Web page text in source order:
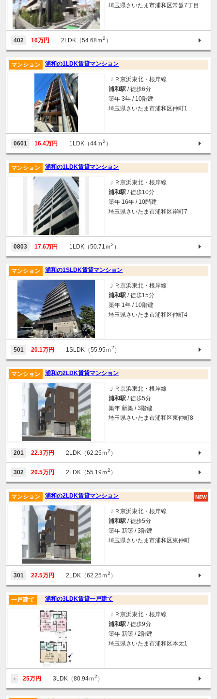
埼玉県さいたま市浦和区常盤7丁目
402 16万円 2LDK（54.68ｍ2 ）
浦和の1LDK賃貸マンション
マンション
ＪＲ京浜東北・根岸線
浦和駅 / 徒歩6分
築年 3年 / 10階建
埼玉県さいたま市浦和区仲町1
0601 16.4万円 1LDK（44ｍ2 ）
浦和の1LDK賃貸マンション
マンション
ＪＲ京浜東北・根岸線
浦和駅 / 徒歩10分
築年 16年 / 10階建
埼玉県さいたま市浦和区岸町7
0803 17.6万円 1LDK（50.71ｍ2 ）
浦和の1SLDK賃貸マンション
マンション
ＪＲ京浜東北・根岸線
浦和駅 / 徒歩15分
築年 1年 / 10階建
埼玉県さいたま市浦和区仲町4
501 20.1万円 1SLDK（55.95ｍ2 ）
浦和の2LDK賃貸マンション
マンション
ＪＲ京浜東北・根岸線
浦和駅 / 徒歩5分
築年 新築 / 3階建
埼玉県さいたま市浦和区東仲町8
201 22.3万円 2LDK（62.25ｍ2 ）
302 20.5万円 2LDK（55.19ｍ2 ）
浦和の2LDK賃貸マンション
マンション
ＪＲ京浜東北・根岸線
浦和駅 / 徒歩5分
築年 新築 / 3階建
埼玉県さいたま市浦和区東仲町
301 22.5万円 2LDK（62.25ｍ2 ）
浦和の3LDK賃貸一戸建て
一戸建て
ＪＲ京浜東北・根岸線
浦和駅 / 徒歩9分
築年 新築 / 2階建
埼玉県さいたま市浦和区本太1
- 25万円 3LDK（80.94ｍ2 ）